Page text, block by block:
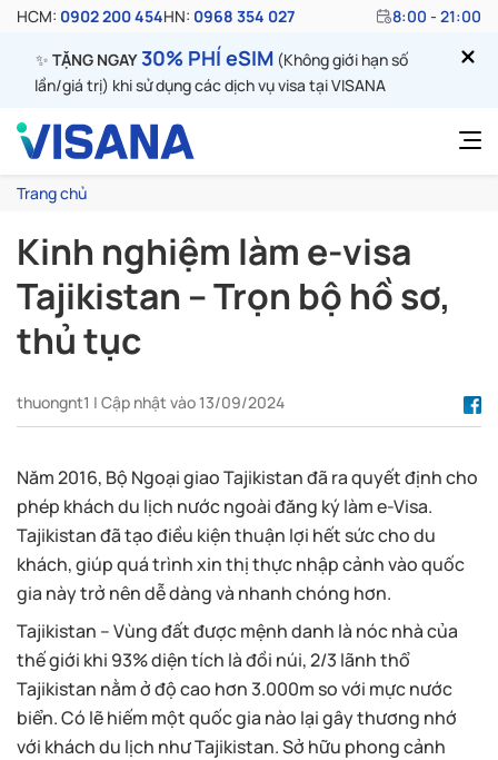
HCM: 0902 200 454HN: 0968 354 027 8:00 - 21:00
✨ TẶNG NGAY30% PHÍ eSIM (Không giới hạn số
lần/giá trị) khi sử dụng các dịch vụ visa tại VISANA
Trang chủ
Kinh nghiệm làm e-visa
Tajikistan – Trọn bộ hồ sơ,
thủ tục
thuongnt1 | Cập nhật vào 13/09/2024
Năm 2016, Bộ Ngoại giao Tajikistan đã ra quyết định cho
phép khách du lịch nước ngoài đăng ký làm e-Visa.
Tajikistan đã tạo điều kiện thuận lợi hết sức cho du
khách, giúp quá trình xin thị thực nhập cảnh vào quốc
gia này trở nên dễ dàng và nhanh chóng hơn.
Tajikistan – Vùng đất được mệnh danh là nóc nhà của
thế giới khi 93% diện tích là đồi núi, 2/3 lãnh thổ
Tajikistan nằm ở độ cao hơn 3.000m so với mực nước
biển. Có lẽ hiếm một quốc gia nào lại gây thương nhớ
với khách du lịch như Tajikistan. Sở hữu phong cảnh